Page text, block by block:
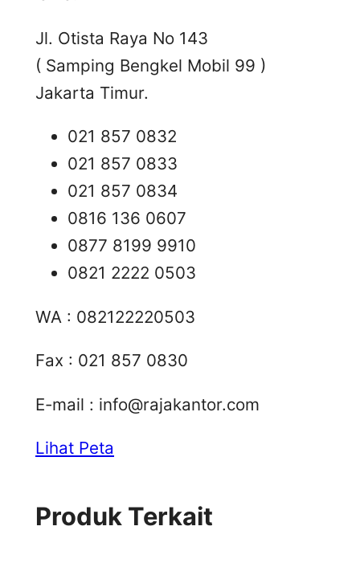
Jl. Otista Raya No 143
( Samping Bengkel Mobil 99 )
Jakarta Timur.
021 857 0832
021 857 0833
021 857 0834
0816 136 0607
0877 8199 9910
0821 2222 0503
WA : 082122220503
Fax : 021 857 0830
E-mail : info@rajakantor.com
Lihat Peta
Produk Terkait